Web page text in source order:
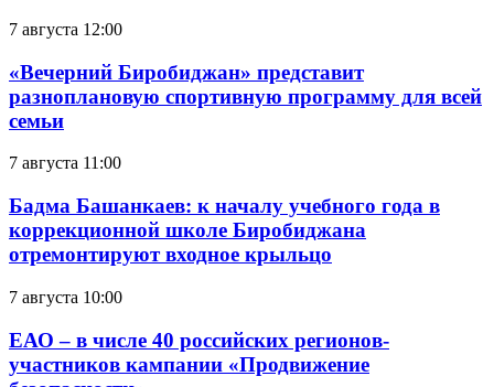
7 августа 12:00
«Вечерний Биробиджан» представит
разноплановую спортивную программу для всей
семьи
7 августа 11:00
Бадма Башанкаев: к началу учебного года в
коррекционной школе Биробиджана
отремонтируют входное крыльцо
7 августа 10:00
ЕАО – в числе 40 российских регионов-
участников кампании «Продвижение